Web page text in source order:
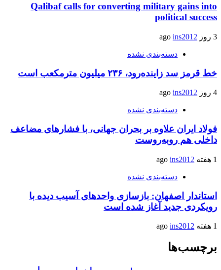
Qalibaf calls for converting military gains into
political success
3 روز ago ins2012
دسته‌بندی نشده
خط قرمز سد زاینده‌رود، ۲۳۶ میلیون مترمکعب است
4 روز ago ins2012
دسته‌بندی نشده
فولاد ایران علاوه بر بحران جهانی، با فشارهای مضاعف
داخلی هم روبه‌روست
1 هفته ago ins2012
دسته‌بندی نشده
استاندار اصفهان: بازسازی واحدهای آسیب دیده با
رویکردی جدید آغاز شده است
1 هفته ago ins2012
برچسب‌ها